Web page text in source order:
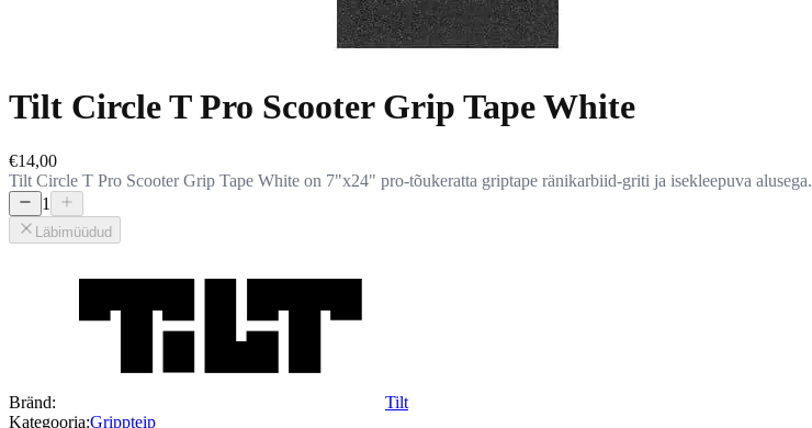
Tilt Circle T Pro Scooter Grip Tape White
€14,00
Tilt Circle T Pro Scooter Grip Tape White on 7"x24" pro-tõukeratta griptape ränikarbiid-griti ja isekleepuva alusega.
1
Läbimüüdud
Bränd:
Tilt
Kategooria:Grippteip